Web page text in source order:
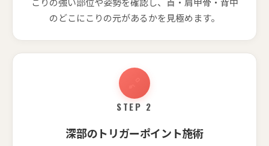
のどこにこりの元があるかを見極めます。
STEP 2
深部のトリガーポイント施術